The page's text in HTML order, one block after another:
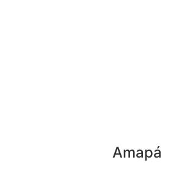
Amapá